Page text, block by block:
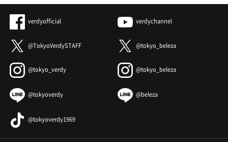
verdyofficial verdychannel
@TokyoVerdySTAFF @tokyo_beleza
@tokyo_verdy @tokyo_beleza
@tokyoverdy @beleza
@tokyoverdy1969